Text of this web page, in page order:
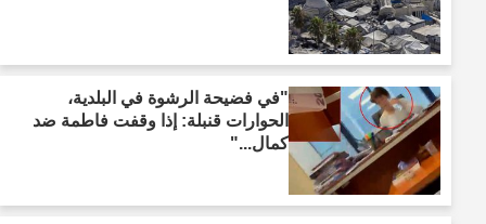
"في فضيحة الرشوة في البلدية،
الحوارات قنبلة: إذا وقفت فاطمة ضد
كمال..."